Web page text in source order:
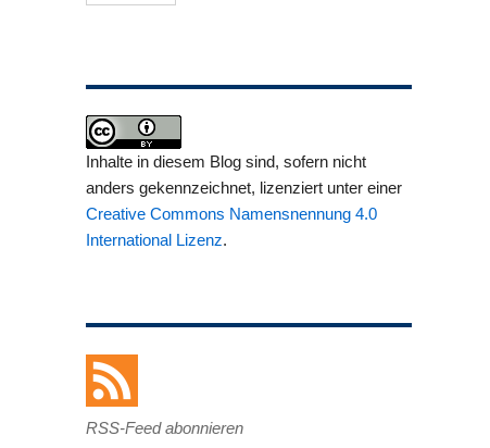
Inhalte in diesem Blog sind, sofern nicht
anders gekennzeichnet, lizenziert unter einer
Creative Commons Namensnennung 4.0
International Lizenz.
RSS-Feed abonnieren